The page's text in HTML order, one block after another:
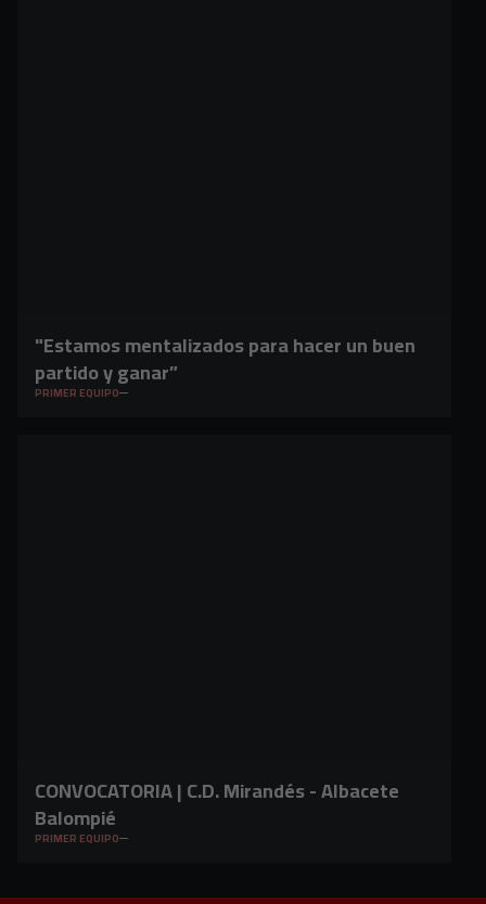
"Estamos mentalizados para hacer un buen
partido y ganar”
PRIMER EQUIPO
CONVOCATORIA | C.D. Mirandés - Albacete
Balompié
PRIMER EQUIPO